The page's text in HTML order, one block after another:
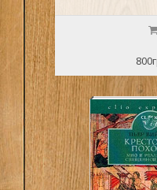
стремится дать
военной жизни
те в высшей
Изыскания
частично
некоторые
турниров, и я
занимается
признают его
по-новому уже
предмета